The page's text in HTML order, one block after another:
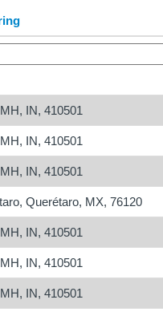
IN, 410501
IN, 410501
IN, 410501
Querétaro, MX, 76120
IN, 410501
IN, 410501
IN, 410501